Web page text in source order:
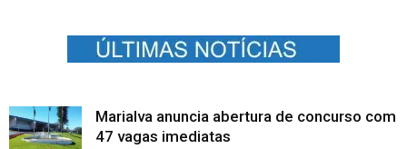
Marialva anuncia abertura de concurso com
47 vagas imediatas